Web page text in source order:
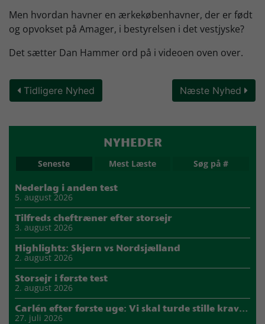
Køb Billet
Men hvordan havner en ærkekøbenhavner, der er født
og opvokset på Amager, i bestyrelsen i det vestjyske?
Det sætter Dan Hammer ord på i videoen oven over.
Tidligere Nyhed Næste Nyhed
NYHEDER
Seneste Mest Læste Søg på #
Nederlag i anden test
5. august 2026
Tilfreds cheftræner efter storsejr
3. august 2026
Highlights: Skjern vs Nordsjælland
2. august 2026
Storsejr i første test
2. august 2026
Carlén efter første uge: Vi skal turde stille krav til hinanden
27. juli 2026